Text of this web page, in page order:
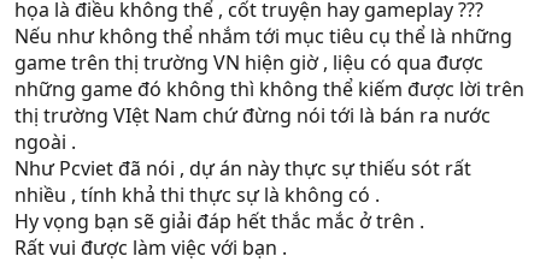
họa là điều không thể , cốt truyện hay gameplay ???
Nếu như không thể nhắm tới mục tiêu cụ thể là những
game trên thị trường VN hiện giờ , liệu có qua được
những game đó không thì không thể kiếm được lời trên
thị trường VIệt Nam chứ đừng nói tới là bán ra nước
ngoài .
Như Pcviet đã nói , dự án này thực sự thiếu sót rất
nhiều , tính khả thi thực sự là không có .
Hy vọng bạn sẽ giải đáp hết thắc mắc ở trên .
Rất vui được làm việc với bạn .